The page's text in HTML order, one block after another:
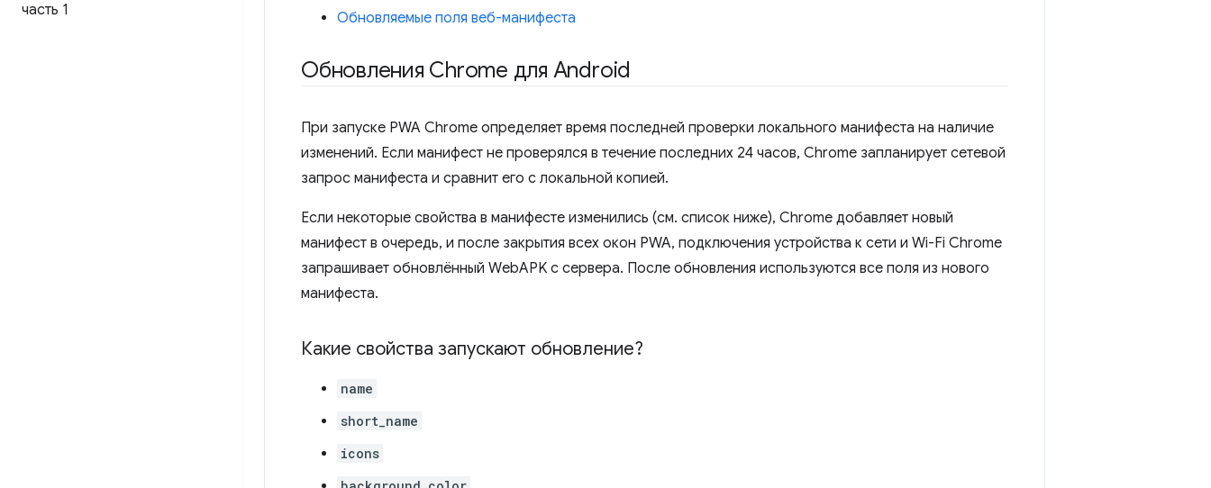
часть 1
Обновляемые поля веб-манифеста
Обновления Chrome для Android
При запуске PWA Chrome определяет время последней проверки локального манифеста на наличие
изменений. Если манифест не проверялся в течение последних 24 часов, Chrome запланирует сетевой
запрос манифеста и сравнит его с локальной копией.
Если некоторые свойства в манифесте изменились (см. список ниже), Chrome добавляет новый
манифест в очередь, и после закрытия всех окон PWA, подключения устройства к сети и Wi-Fi Chrome
запрашивает обновлённый WebAPK с сервера. После обновления используются все поля из нового
манифеста.
Какие свойства запускают обновление?
name
short_name
icons